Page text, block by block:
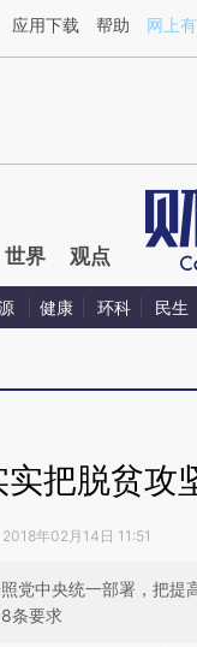
应用下载 帮助 网上
世界 观点
健康 环科 民生
把脱贫攻
2018年02月14日 11:51
党中央统一部署，把提
条要求